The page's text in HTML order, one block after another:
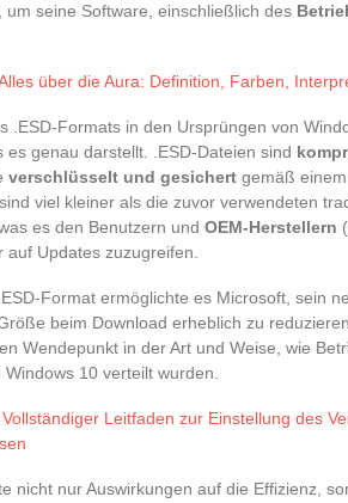
um seine Software, einschließlich des
über die Aura: Definition, Farben,
.ESD-Formats in den Ursprüngen von
es genau darstellt. .ESD-Dateien sind
verschlüsselt und gesichert gemäß
viel kleiner als die zuvor verwendeten
es den Benutzern und OEM-Herstellern
Updates zuzugreifen.
Format ermöglichte es Microsoft, sein
beim Download erheblich zu
Wendepunkt in der Art und Weise, wie
10 verteilt wurden.
Vollständiger Leitfaden zur Einstellung des
nicht nur Auswirkungen auf die Effizienz,